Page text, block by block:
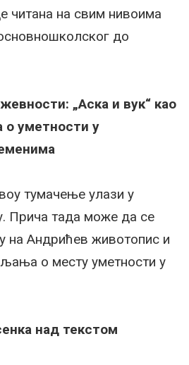
читана на свим нивоима
до
„Аска и вук“ као
о уметности у
тумачење улази у
Причa тада може да се
на Андрићев животопис и
о месту уметности у
над текстом